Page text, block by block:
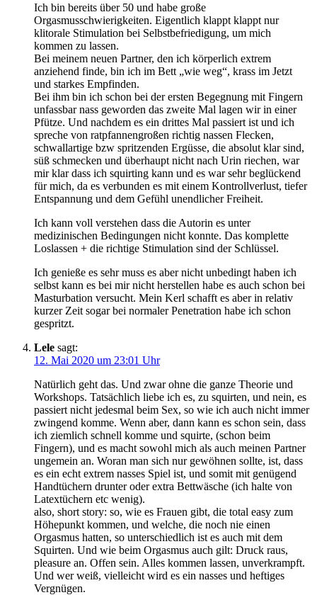
Ich bin bereits über 50 und habe große
Orgasmusschwierigkeiten. Eigentlich klappt klappt nur
klitorale Stimulation bei Selbstbefriedigung, um mich
kommen zu lassen.
Bei meinem neuen Partner, den ich körperlich extrem
anziehend finde, bin ich im Bett „wie weg“, krass im Jetzt
und starkes Empfinden.
Bei ihm bin ich schon bei der ersten Begegnung mit Fingern
unfassbar nass geworden das zweite Mal lagen wir in einer
Pfütze. Und nachdem es ein drittes Mal passiert ist und ich
spreche von ratpfannengroßen richtig nassen Flecken,
schwallartige bzw spritzenden Ergüsse, die absolut klar sind,
süß schmecken und überhaupt nicht nach Urin riechen, war
mir klar dass ich squirting kann und es war sehr beglückend
für mich, da es verbunden es mit einem Kontrollverlust, tiefer
Entspannung und dem Gefühl unendlicher Freiheit.
Ich kann voll verstehen dass die Autorin es unter
medizinischen Bedingungen nicht konnte. Das komplette
Loslassen + die richtige Stimulation sind der Schlüssel.
Ich genieße es sehr muss es aber nicht unbedingt haben ich
selbst kann es bei mir nicht herstellen habe es auch schon bei
Masturbation versucht. Mein Kerl schafft es aber in relativ
kurzer Zeit sogar bei normaler Penetration habe ich schon
gespritzt.
Lele sagt:
12. Mai 2020 um 23:01 Uhr
Natürlich geht das. Und zwar ohne die ganze Theorie und
Workshops. Tatsächlich liebe ich es, zu squirten, und nein, es
passiert nicht jedesmal beim Sex, so wie ich auch nicht immer
zwingend komme. Wenn aber, dann kann es schon sein, dass
ich ziemlich schnell komme und squirte, (schon beim
Fingern), und es macht sowohl mich als auch meinen Partner
ungemein an. Woran man sich nur gewöhnen sollte, ist, dass
es ein echt extrem nasses Spiel ist, und somit mit genügend
Handtüchern drunter oder extra Bettwäsche (ich halte von
Latextüchern etc wenig).
also, short story: so, wie es Frauen gibt, die total easy zum
Höhepunkt kommen, und welche, die noch nie einen
Orgasmus hatten, so unterschiedlich ist es auch mit dem
Squirten. Und wie beim Orgasmus auch gilt: Druck raus,
pleasure an. Offen sein. Alles kommen lassen, unverkrampft.
Und wer weiß, vielleicht wird es ein nasses und heftiges
Vergnügen.